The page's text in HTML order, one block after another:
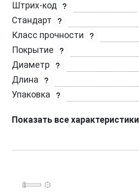
Штрих-код
Стандарт
Класс прочности
Покрытие
Диаметр
Длина
Упаковка
Показать все характеристики